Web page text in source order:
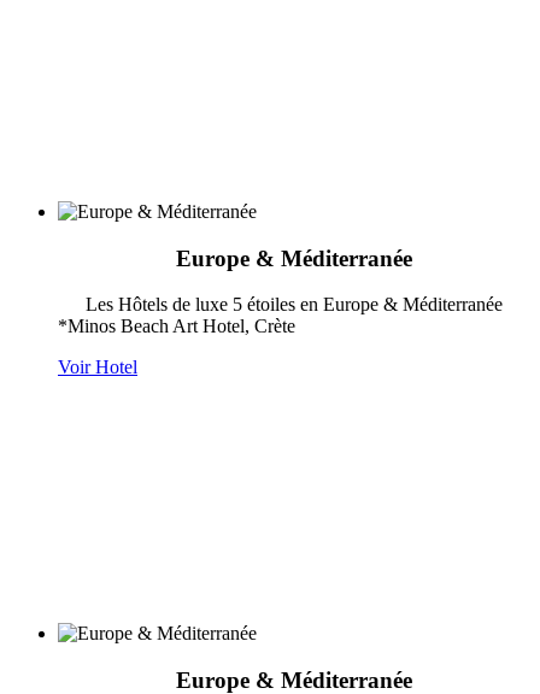
Europe & Méditerranée
Les Hôtels de luxe 5 étoiles en Europe & Méditerranée
*Minos Beach Art Hotel, Crète
Voir Hotel
Europe & Méditerranée